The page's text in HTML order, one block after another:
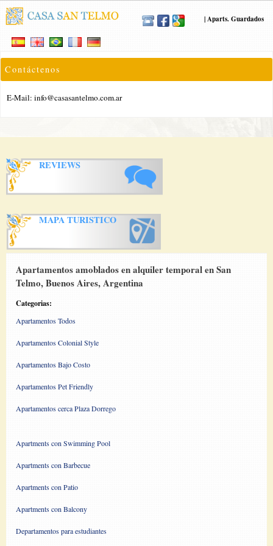
|Aparts. Guardados
Contáctenos
E-Mail: info@casasantelmo.com.ar
REVIEWS
MAPA TURISTICO
Apartamentos amoblados en alquiler temporal en San
Telmo, Buenos Aires, Argentina
Categorias:
Apartamentos Todos
Apartamentos Colonial Style
Apartamentos Bajo Costo
Apartamentos Pet Friendly
Apartamentos cerca Plaza Dorrego
Apartments con Swimming Pool
Apartments con Barbecue
Apartments con Patio
Apartments con Balcony
Departamentos para estudiantes